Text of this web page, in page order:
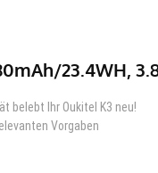
23.4WH,
belebt Ihr Oukitel K3 neu!
Vorgaben